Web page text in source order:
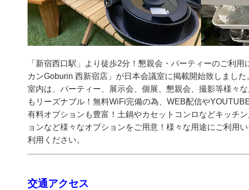
「新宿西口駅」より徒歩2分！懇親会・パーティーのご利
カンGoburin 西新宿店」が日本会議室に掲載開始致しまし
室内は、パーティー、展示会、個展、懇親会、撮影等様々
もリーズナブル！無料WiFi完備の為、WEB配信や
有料オプションも豊富！土鍋やカセットコンロなどキッチ
ョンなど様々なオプションをご用意！様々な用途にご利用
利用ください。
交通アクセス